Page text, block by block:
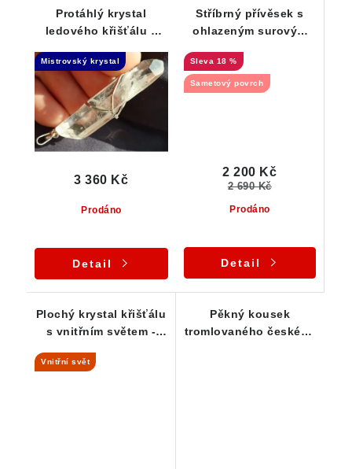
Protáhlý krystal
ledového křišťálu s
Laserová hůlka
Mistrovský krystal
Prodáno
3 360 Kč
Detail
Stříbrný přívěsek s
ohlazeným surovým
18 %
Sametový povrch
Prodáno
2 200 Kč
2 690 Kč
Detail
Plochý krystal křišťálu
s vnitřním světem -
Vnitřní svět
Pěkný kousek
tromlovaného českého